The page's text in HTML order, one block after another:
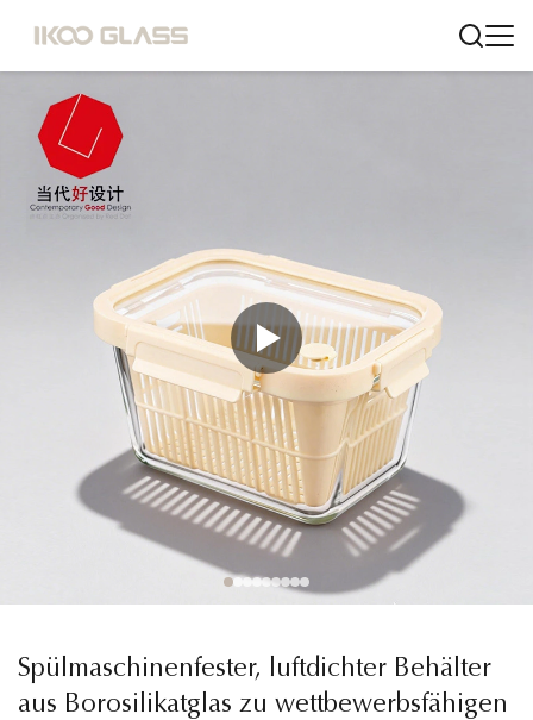
Spülmaschinenfester, luftdichter Behälter
aus Borosilikatglas zu wettbewerbsfähigen